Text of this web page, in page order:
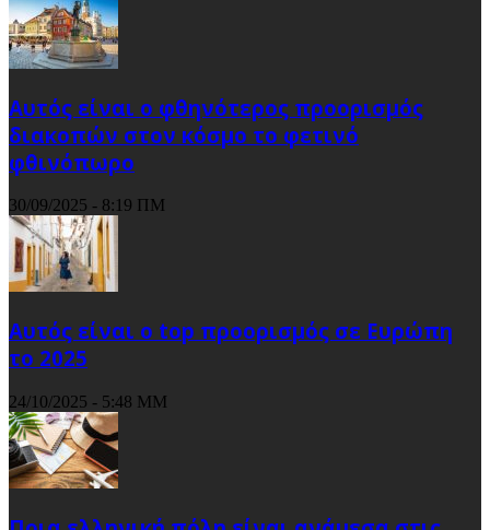
Αυτός είναι ο φθηνότερος προορισμός
διακοπών στον κόσμο το φετινό
φθινόπωρο
30/09/2025 - 8:19 ΠΜ
Αυτός είναι ο top προορισμός σε Ευρώπη
το 2025
24/10/2025 - 5:48 ΜΜ